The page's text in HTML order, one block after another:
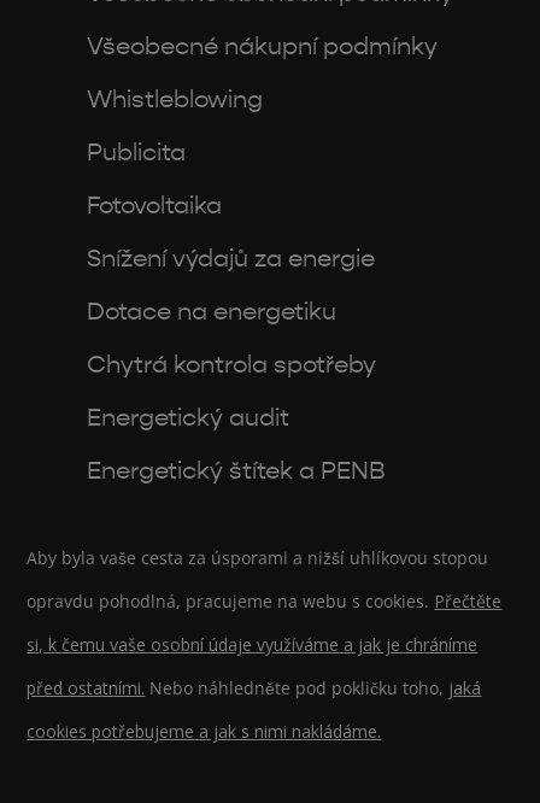
Všeobecné nákupní podmínky
Whistleblowing
Publicita
Fotovoltaika
Snížení výdajů za energie
Dotace na energetiku
Chytrá kontrola spotřeby
Energetický audit
Energetický štítek a PENB
Aby byla vaše cesta za úsporami a nižší uhlíkovou stopou
opravdu pohodlná, pracujeme na webu s cookies. Přečtěte
si, k čemu vaše osobní údaje využíváme a jak je chráníme
před ostatními. Nebo náhledněte pod pokličku toho, jaká
cookies potřebujeme a jak s nimi nakládáme.